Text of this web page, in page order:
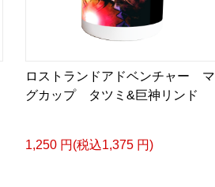
ロストランドアドベンチャー マ
グカップ タツミ&巨神リンド
1,250 円(税込1,375 円)